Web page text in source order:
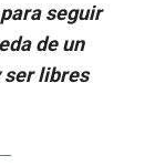
seguir
de un
ser libres